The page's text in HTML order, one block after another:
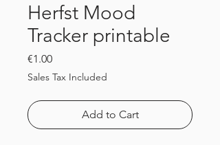
Herfst Mood
Tracker printable
€1.00Price
Sales Tax Included
Add to Cart